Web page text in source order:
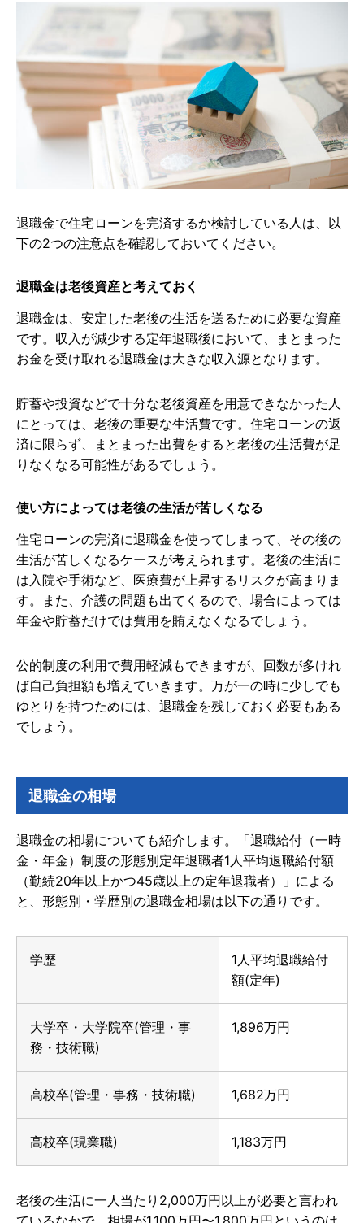
退職金で住宅ローンを完済するか検討している人は、以
下の2つの注意点を確認しておいてください。
退職金は老後資産と考えておく
退職金は、安定した老後の生活を送るために必要な資産
です。収入が減少する定年退職後において、まとまった
お金を受け取れる退職金は大きな収入源となります。
貯蓄や投資などで十分な老後資産を用意できなかった人
にとっては、老後の重要な生活費です。住宅ローンの返
済に限らず、まとまった出費をすると老後の生活費が足
りなくなる可能性があるでしょう。
使い方によっては老後の生活が苦しくなる
住宅ローンの完済に退職金を使ってしまって、その後の
生活が苦しくなるケースが考えられます。老後の生活に
は入院や手術など、医療費が上昇するリスクが高まりま
す。また、介護の問題も出てくるので、場合によっては
年金や貯蓄だけでは費用を賄えなくなるでしょう。
公的制度の利用で費用軽減もできますが、回数が多けれ
ば自己負担額も増えていきます。万が一の時に少しでも
ゆとりを持つためには、退職金を残しておく必要もある
でしょう。
退職金の相場
退職金の相場についても紹介します。「退職給付（一時
金・年金）制度の形態別定年退職者1人平均退職給付額
（勤続20年以上かつ45歳以上の定年退職者）」による
と、形態別・学歴別の退職金相場は以下の通りです。
学歴
1人平均退職給付
額(定年)
大学卒・大学院卒(管理・事
務・技術職)
1,896万円
高校卒(管理・事務・技術職) 1,682万円
高校卒(現業職) 1,183万円
老後の生活に一人当たり2,000万円以上が必要と言われ